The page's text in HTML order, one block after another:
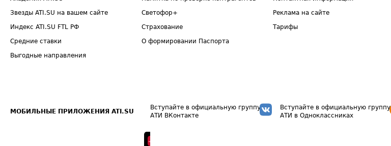
Звезды ATI.SU на вашем сайте
Индекс ATI.SU FTL РФ
Средние ставки
Выгодные направления
Светофор+
Страхование
О формировании Паспорта
Реклама на сайте
Тарифы
МОБИЛЬНЫЕ ПРИЛОЖЕНИЯ ATI.SU
Вступайте в официальную группу
АТИ ВКонтакте
Вступайте в официальную группу
АТИ в Одноклассниках